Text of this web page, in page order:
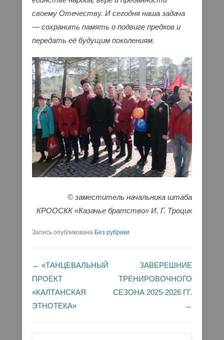
своему Отечеству. И сегодня наша задача
— сохранить память о подвиге предков и
передать её будущим поколениям.
© заместитель начальника штаба
КРООСКК «Казачье братство» И. Г. Троцик
Запись опубликована Без рубрики
Навигация по записям
← «ТАНЦЕВАЛЬНЫЙ
ПРОЕКТ
«КАЛТАНСКАЯ
ЭТНОТЕКА»
ЗАВЕРЕШНИЕ
ТРЕНИРОВОЧНОГО
СЕЗОНА 2025-2026 ГГ.
→